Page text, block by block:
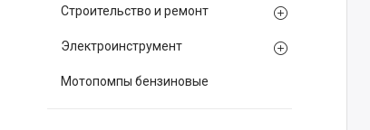
Строительство и ремонт
Электроинструмент
Мотопомпы бензиновые